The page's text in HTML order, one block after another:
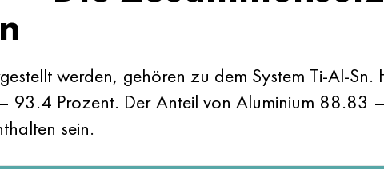
werden, gehören zu dem System Ti-Al-
93.4 Prozent. Der Anteil von Aluminium
sein.